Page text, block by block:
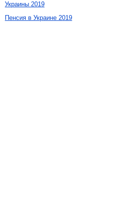
Украины 2019
Пенсия в Украине 2019